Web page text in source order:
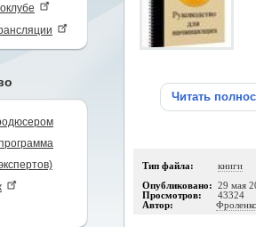
Читать
Тип файла: книги
Опубликовано: 29 мая
Просмотров: 43324
Автор: